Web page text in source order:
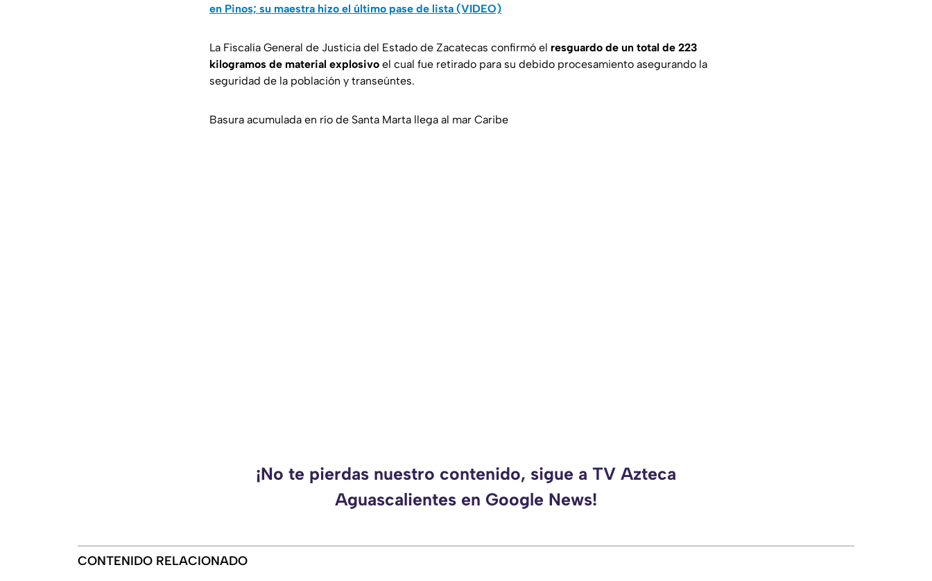
en Pinos; su maestra hizo el último pase de lista (VIDEO)
La Fiscalía General de Justicia del Estado de Zacatecas confirmó el resguardo de un total de 223
kilogramos de material explosivo el cual fue retirado para su debido procesamiento asegurando la
seguridad de la población y transeúntes.
Basura acumulada en río de Santa Marta llega al mar Caribe
¡No te pierdas nuestro contenido, sigue a TV Azteca
Aguascalientes en Google News!
CONTENIDO RELACIONADO